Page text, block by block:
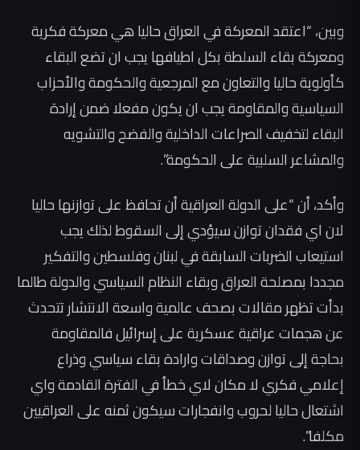
وبين، “اعتقد المعركة في العراق حاليا هي معركة فكرية
ومعركة بقاء السلطة بكل اطيافها يجب ان تضع البقاء
كأولوية حاليا والتعاون مع المرجعية والحكومة والأحزاب
السياسية والمقاومة يجب ان يكون مفعلا ضمن إرادة
البقاء لتخفيف الصراعات الداخلية والفضح والتشويه
والمشاعر السلبية على الحكومة”.
وأكد، أن “على الدولة العراقية أن تحافظ على توازنها حاليا
لان اي فقدان توازن سيؤدي إلى السقوط لذلك يجب
استيعاب الضربات السابقة في لبنان وفلسطين والتفكير
مجددا بمصلحة العراق وبقاء النظام السياسي والدولة طالما
بدأت تظهر مقالات بصحف عالمية واسعة الانتشار تتحدث
عن هجمات عراقية عسكرية على إسرائيل فالمقاومة
بحاجة إلى توازن وصداقات وارادة بقاء سياسي وذراع
إعلامي فكري لا مكان لاي خطأ في الفترة القادمة واي
اشتعال حاليا لحروب وانفجارات سيكون ثمنه على العراقيين
مكلفا”.